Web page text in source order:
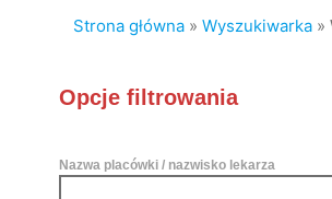
Strona główna »Wyszukiwarka »
Opcje filtrowania
Nazwa placówki / nazwisko lekarza